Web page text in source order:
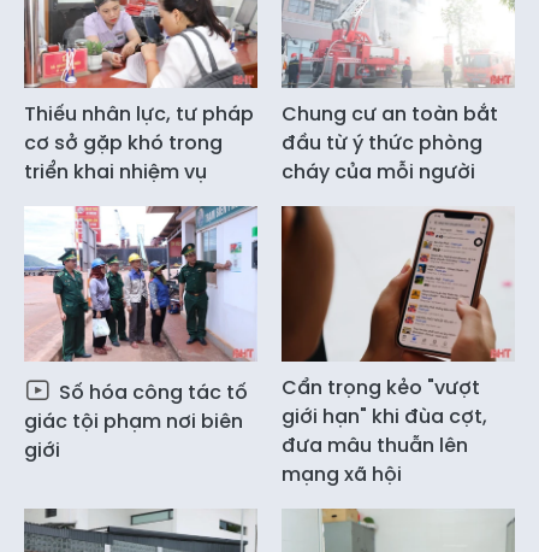
Thiếu nhân lực, tư pháp
cơ sở gặp khó trong
triển khai nhiệm vụ
Chung cư an toàn bắt
đầu từ ý thức phòng
cháy của mỗi người
Số hóa công tác tố
giác tội phạm nơi biên
giới
Cẩn trọng kẻo "vượt
giới hạn" khi đùa cợt,
đưa mâu thuẫn lên
mạng xã hội